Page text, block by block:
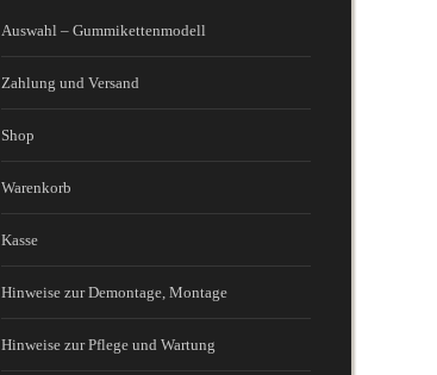
Auswahl – Gummikettenmodell
Zahlung und Versand
Shop
Warenkorb
Kasse
Hinweise zur Demontage, Montage
Hinweise zur Pflege und Wartung